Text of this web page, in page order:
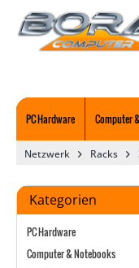
PC Hardware Computer
Netzwerk Racks
Kategorien
PC Hardware
Computer & Notebooks